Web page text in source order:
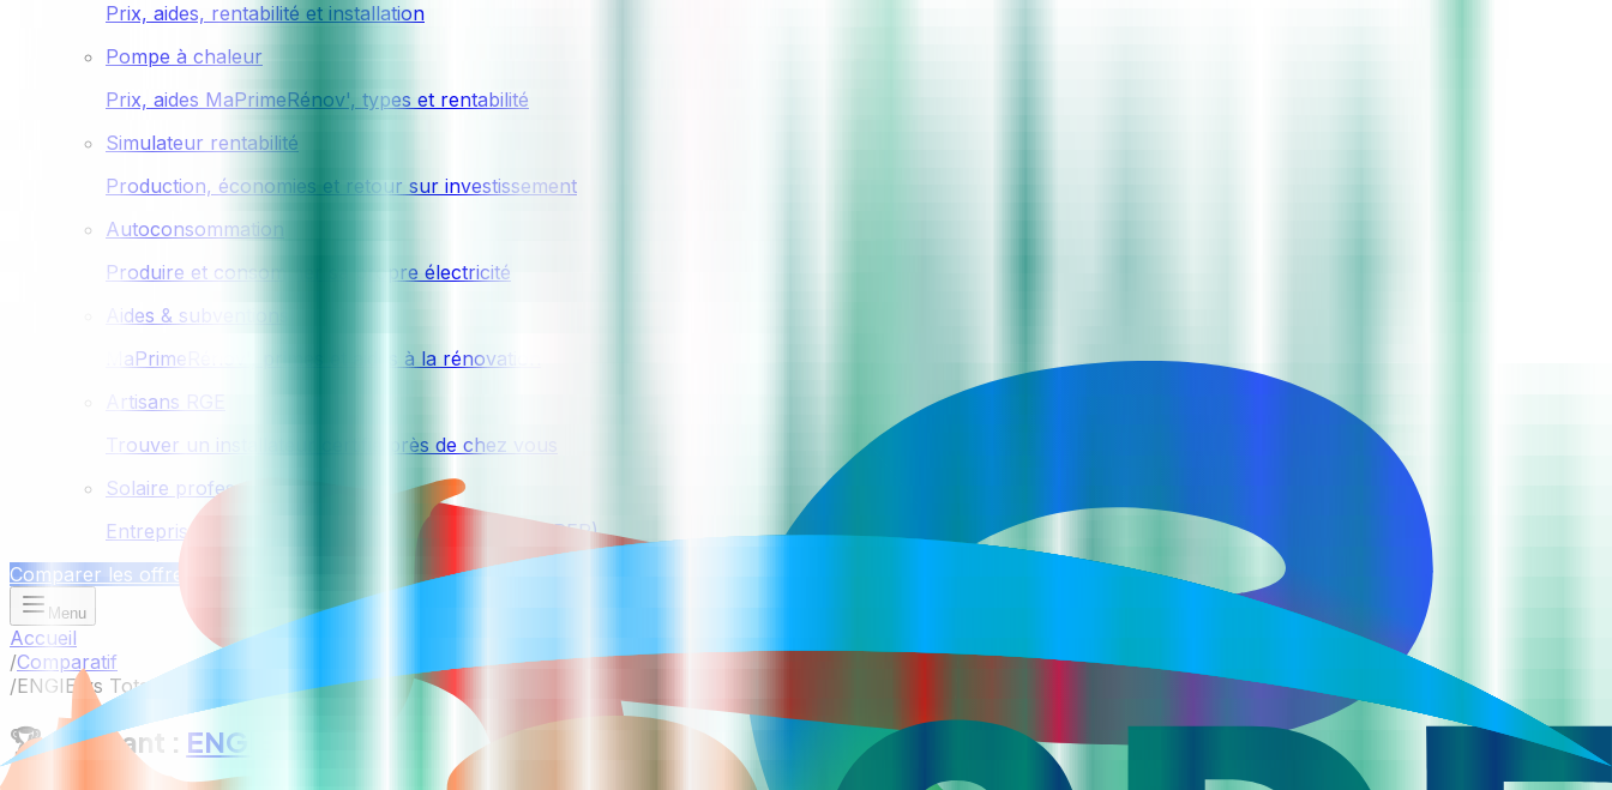
Prix, aides, rentabilité et installation
Pompe à chaleur
Prix, aides MaPrimeRénov', types et rentabilité
Simulateur rentabilité
Production, économies et retour sur investissement
Autoconsommation
Produire et consommer sa propre électricité
Aides & subventions
MaPrimeRénov', primes et aides à la rénovation
Artisans RGE
Trouver un installateur certifié près de chez vous
Solaire professionnel
Entreprises, agricole, ombrières de parking (loi APER)
Comparer les offres
Menu
Accueil
/Comparatif
/ENGIE vs TotalEnergies
🏆 Gagnant : ENGIE